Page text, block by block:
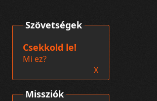
Missziók
Szövetségek
Csekkold le!
Mi ez?
X